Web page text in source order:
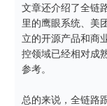
文章还介绍了全链
里的鹰眼系统、美
立的开源产品和商
控领域已经相对成
参考。
总的来说，全链路